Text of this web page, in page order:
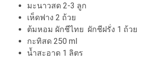
มะนาวสด 2-3 ลูก
เห็ดฟาง 2 ถ้วย
ต้มหอม ผักชีไทย ผักชีฝรั่ง 1 ถ้วย
กะทิสด 250 ml
น้ำสะอาด 1 ลิตร